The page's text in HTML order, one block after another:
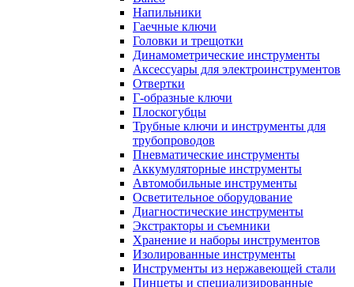
Напильники
Гаечные ключи
Головки и трещотки
Динамометрические инструменты
Аксессуары для электроинструментов
Отвертки
Г-образные ключи
Плоскогубцы
Трубные ключи и инструменты для
трубопроводов
Пневматические инструменты
Аккумуляторные инструменты
Автомобильные инструменты
Осветительное оборудование
Диагностические инструменты
Экстракторы и съемники
Хранение и наборы инструментов
Изолированные инструменты
Инструменты из нержавеющей стали
Пинцеты и специализированные